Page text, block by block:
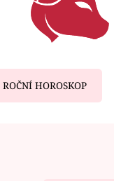
ROČNÍ HOROSKOP